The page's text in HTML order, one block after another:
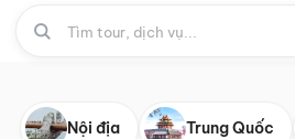
Nội địa Trung Quốc